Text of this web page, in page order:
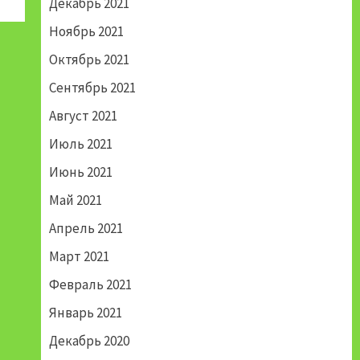
Ноябрь 2021
Октябрь 2021
Сентябрь 2021
Август 2021
Июль 2021
Июнь 2021
Май 2021
Апрель 2021
Март 2021
Февраль 2021
Январь 2021
Декабрь 2020